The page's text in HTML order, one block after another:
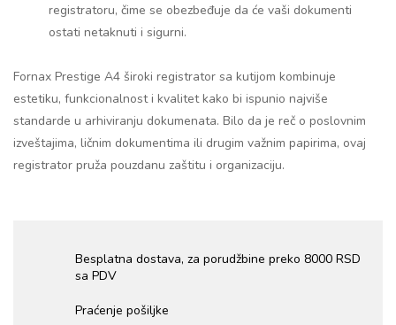
registratoru, čime se obezbeđuje da će vaši dokumenti
ostati netaknuti i sigurni.
Fornax Prestige A4 široki registrator sa kutijom kombinuje
estetiku, funkcionalnost i kvalitet kako bi ispunio najviše
standarde u arhiviranju dokumenata. Bilo da je reč o poslovnim
izveštajima, ličnim dokumentima ili drugim važnim papirima, ovaj
registrator pruža pouzdanu zaštitu i organizaciju.
Besplatna dostava, za porudžbine preko 8000 RSD
sa PDV
Praćenje pošiljke